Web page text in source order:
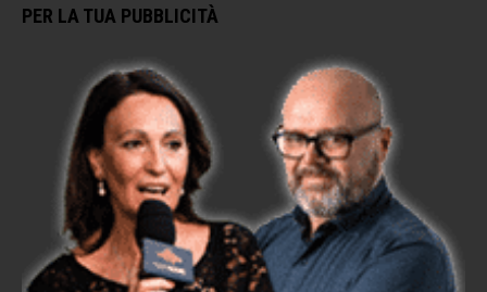
PER LA TUA PUBBLICITÀ